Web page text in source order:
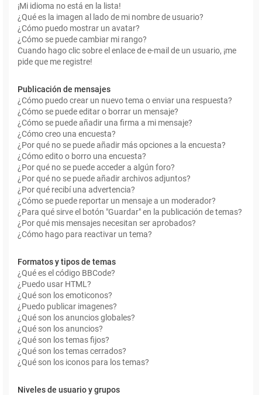
¡Mi idioma no está en la lista!
¿Qué es la imagen al lado de mi nombre de usuario?
¿Cómo puedo mostrar un avatar?
¿Cómo se puede cambiar mi rango?
Cuando hago clic sobre el enlace de e-mail de un usuario, ¡me
pide que me registre!
Publicación de mensajes
¿Cómo puedo crear un nuevo tema o enviar una respuesta?
¿Cómo se puede editar o borrar un mensaje?
¿Cómo se puede añadir una firma a mi mensaje?
¿Cómo creo una encuesta?
¿Por qué no se puede añadir más opciones a la encuesta?
¿Cómo edito o borro una encuesta?
¿Por qué no se puede acceder a algún foro?
¿Por qué no se puede añadir archivos adjuntos?
¿Por qué recibí una advertencia?
¿Cómo se puede reportar un mensaje a un moderador?
¿Para qué sirve el botón "Guardar" en la publicación de temas?
¿Por qué mis mensajes necesitan ser aprobados?
¿Cómo hago para reactivar un tema?
Formatos y tipos de temas
¿Qué es el código BBCode?
¿Puedo usar HTML?
¿Qué son los emoticonos?
¿Puedo publicar imagenes?
¿Qué son los anuncios globales?
¿Qué son los anuncios?
¿Qué son los temas fijos?
¿Qué son los temas cerrados?
¿Qué son los iconos para los temas?
Niveles de usuario y grupos